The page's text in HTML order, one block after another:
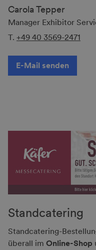
Carola Tepper
Manager Exhibitor
T. +49 40 3569-2471
E-Mail senden
Standcatering
Standcatering-
überall im Online-Shop